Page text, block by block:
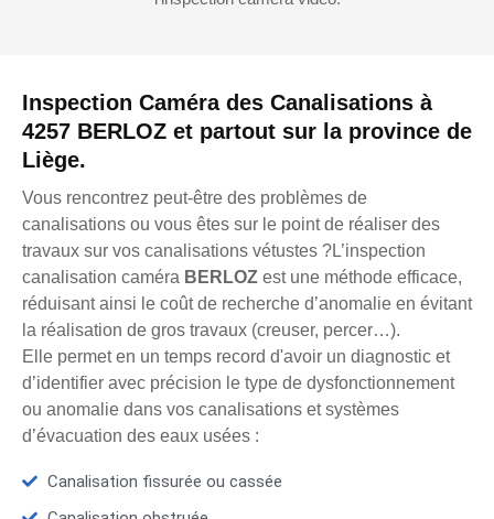
Inspection Caméra des Canalisations à
4257 BERLOZ et partout sur la province de
Liège.
Vous rencontrez peut-être des problèmes de
canalisations ou vous êtes sur le point de réaliser des
travaux sur vos canalisations vétustes ?L’inspection
canalisation caméra BERLOZ est une méthode efficace,
réduisant ainsi le coût de recherche d’anomalie en évitant
la réalisation de gros travaux (creuser, percer…).
Elle permet en un temps record d'avoir un diagnostic et
d’identifier avec précision le type de dysfonctionnement
ou anomalie dans vos canalisations et systèmes
d’évacuation des eaux usées :
Canalisation fissurée ou cassée